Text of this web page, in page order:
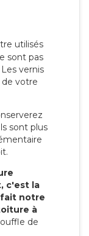
utilisés
sont pas
vernis
votre
sont plus
c'est la
notre
à
de